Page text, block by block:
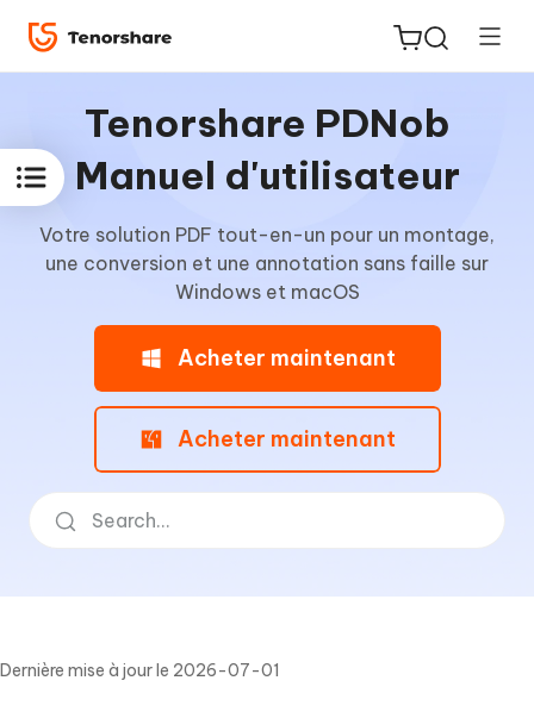
ReiBoot
for iOS
PDNob
Editor
New
iAnyGo
Tenorshare PDNob
Manuel d'utilisateur
Votre solution PDF tout-en-un pour un montage,
une conversion et une annotation sans faille sur
Windows et macOS
Acheter maintenant
Acheter maintenant
Dernière mise à jour le 2026-07-01